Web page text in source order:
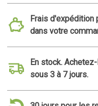
Frais d'expédition
dans votre
En stock.
sous 3 à 7 jours.